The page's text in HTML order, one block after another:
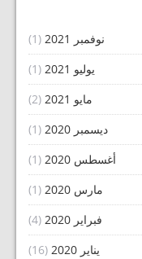
نوفمبر 2021
(1)
يوليو 2021
(1)
مايو 2021
(2)
ديسمبر 2020
(1)
أغسطس 2020
(1)
مارس 2020
(1)
فبراير 2020
(4)
يناير 2020
(16)